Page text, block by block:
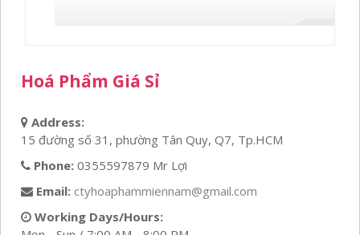
Hoá Phẩm Giá Sỉ
Address:
15 đường số 31, phường Tân Quy, Q7, Tp.HCM
Phone: 0355597879 Mr Lợi
Email: ctyhoaphammiennam@gmail.com
Working Days/Hours: